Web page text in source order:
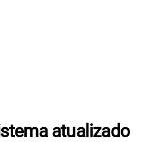
atualizado